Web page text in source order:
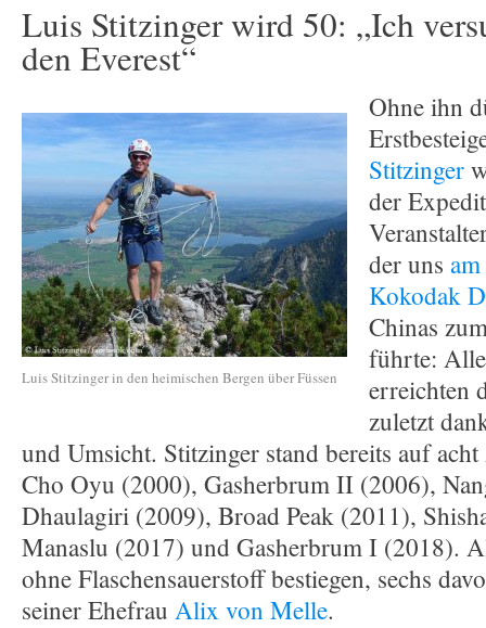
Luis Stitzinger wird 50: „Ich
den Everest“
Luis Stitzinger in den heimischen Bergen über Füssen
Ohne ihn
Stitzinger
der
der uns
Kokodak
Chinas
führte:
erreichten
zuletzt
und Umsicht. Stitzinger stand bereits auf
Cho Oyu (2000), Gasherbrum II (2006),
Dhaulagiri (2009), Broad Peak (2011),
Manaslu (2017) und Gasherbrum I (2018).
ohne Flaschensauerstoff bestiegen, sechs
seiner Ehefrau Alix von Melle.